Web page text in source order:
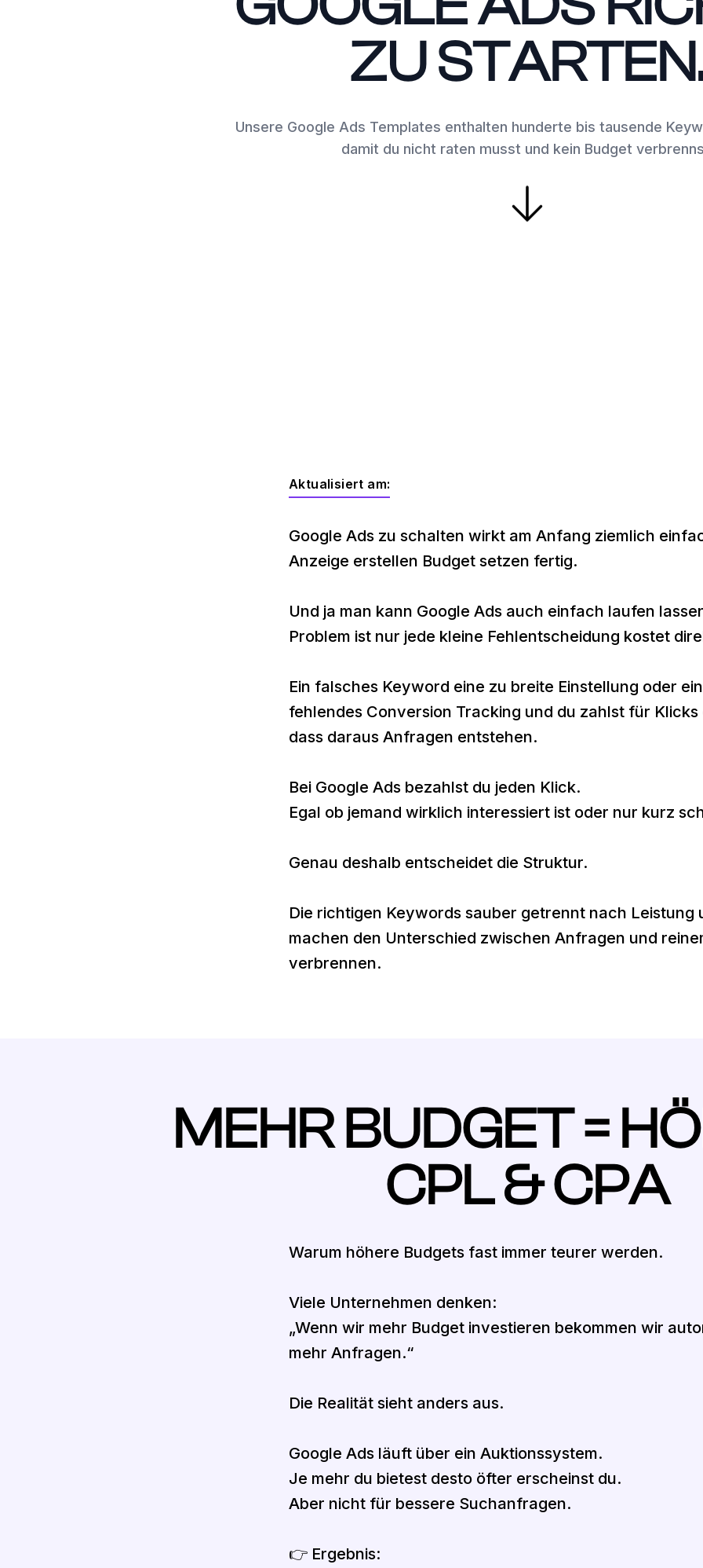
ZU
Unsere Google Ads Templates enthalten hunderte bis tausende
damit du nicht raten musst und kein Budget
Aktualisiert am:
Google Ads zu schalten wirkt am Anfang ziemlich
Anzeige erstellen Budget setzen fertig.
Und ja man kann Google Ads auch einfach laufen
Problem ist nur jede kleine Fehlentscheidung kostet
Ein falsches Keyword eine zu breite Einstellung oder ein
fehlendes Conversion Tracking und du zahlst für Klicks
dass daraus Anfragen entstehen.
Bei Google Ads bezahlst du jeden Klick.
Egal ob jemand wirklich interessiert ist oder nur kurz
Genau deshalb entscheidet die Struktur.
Die richtigen Keywords sauber getrennt nach Leistung
machen den Unterschied zwischen Anfragen und
verbrennen.
MEHR BUDGET =
CPL & CPA
Warum höhere Budgets fast immer teurer werden.
Viele Unternehmen denken:
„Wenn wir mehr Budget investieren bekommen wir
mehr Anfragen.“
Die Realität sieht anders aus.
Google Ads läuft über ein Auktionssystem.
Je mehr du bietest desto öfter erscheinst du.
Aber nicht für bessere Suchanfragen.
👉 Ergebnis: